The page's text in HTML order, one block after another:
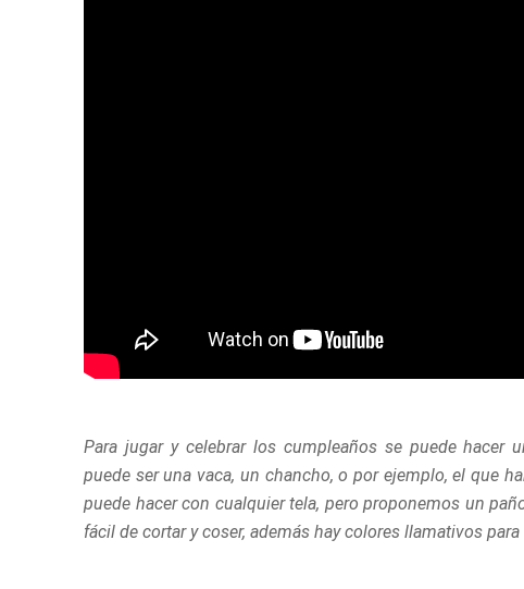
Para jugar y celebrar los cumpleaños se puede hacer
puede ser una vaca, un chancho, o por ejemplo, el que
puede hacer con cualquier tela, pero proponemos un
fácil de cortar y coser, además hay colores llamativos para